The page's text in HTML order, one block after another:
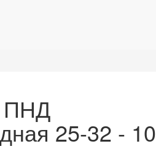
ПНД
25-32 - 10